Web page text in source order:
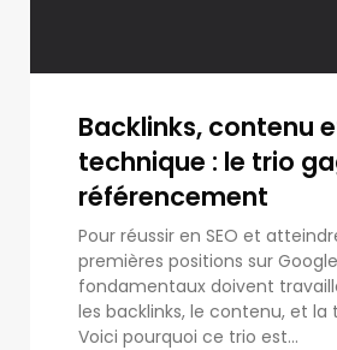
Backlinks, contenu
technique : le trio
référencement
Pour réussir en SEO et
premières positions sur
fondamentaux doivent
les backlinks, le contenu, et la
Voici pourquoi ce trio est...